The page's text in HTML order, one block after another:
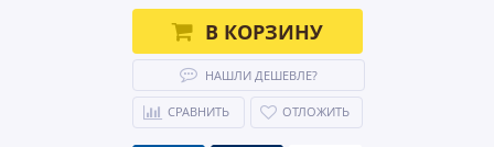
В КОРЗИНУ
НАШЛИ ДЕШЕВЛЕ?
СРАВНИТЬ ОТЛОЖИТЬ